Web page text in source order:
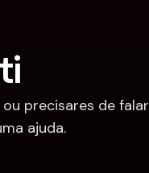
precisares de falar
ajuda.